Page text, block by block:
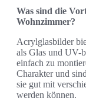
Was sind die
Wohnzimmer?
Acrylglasbilder
als Glas und UV-
einfach zu
Charakter und
sie gut mit
werden können.